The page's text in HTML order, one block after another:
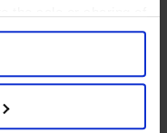
clicking “Do Not
in the footer of
device and each
retention terms